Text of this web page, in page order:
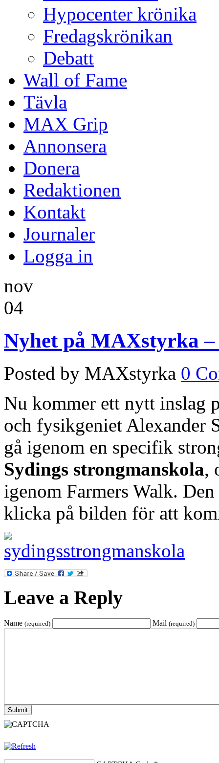
Hypocenter krönika
Fredagskrönikan
Debatt
Wall of Fame
Tävla
MAX Grip
Annonsera
Donera
Redaktionen
Kontakt
Journaler
Logga in
nov
04
Nyhet på MAXstyrka
Posted by MAXstyrka 0
Nu kommer ett nytt inslag
och fysikgeniet Alexander
gå igenom en specifik
Sydings strongmanskola,
igenom Farmers Walk.
klicka på bilden för att
Leave a Reply
Name (required) Mail (required)